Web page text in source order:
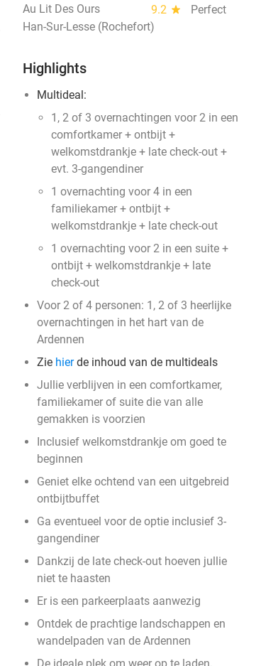
Au Lit Des Ours 9.2 star
Perfect
Han-Sur-Lesse (Rochefort)
Highlights
Multideal:
1, 2 of 3 overnachtingen voor 2 in een
comfortkamer + ontbijt +
welkomstdrankje + late check-out +
evt. 3-gangendiner
1 overnachting voor 4 in een
familiekamer + ontbijt +
welkomstdrankje + late check-out
1 overnachting voor 2 in een suite +
ontbijt + welkomstdrankje + late
check-out
Voor 2 of 4 personen: 1, 2 of 3 heerlijke
overnachtingen in het hart van de
Ardennen
Zie hierde inhoud van de multideals
Jullie verblijven in een comfortkamer,
familiekamer of suite die van alle
gemakken is voorzien
Inclusief welkomstdrankje om goed te
beginnen
Geniet elke ochtend van een uitgebreid
ontbijtbuffet
Ga eventueel voor de optie inclusief 3-
gangendiner
Dankzij de late check-out hoeven jullie
niet te haasten
Er is een parkeerplaats aanwezig
Ontdek de prachtige landschappen en
wandelpaden van de Ardennen